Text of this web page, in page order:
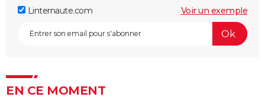
Linternaute.com Voir un exemple
EN CE MOMENT